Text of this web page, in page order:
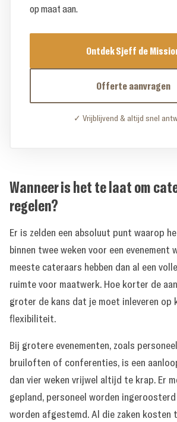
op maat aan.
Ontdek Sjeff de
Offerte aanvragen
✓ Vrijblijvend & altijd snel
Wanneer is het te laat om
regelen?
Er is zelden een absoluut punt waarop
binnen twee weken voor een
meeste cateraars hebben dan al een
ruimte voor maatwerk. Hoe korter de
groter de kans dat je moet inleveren op
flexibiliteit.
Bij grotere evenementen, zoals
bruiloften of conferenties, is een
dan vier weken vrijwel altijd te krap. Er
gepland, personeel worden
worden afgestemd. Al die zaken kosten